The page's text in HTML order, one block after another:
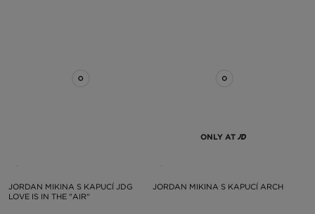
JORDAN MIKINA S KAPUCÍ JDG
LOVE IS IN THE "AIR"
ONLY AT
JORDAN MIKINA S KAPUCÍ ARCH